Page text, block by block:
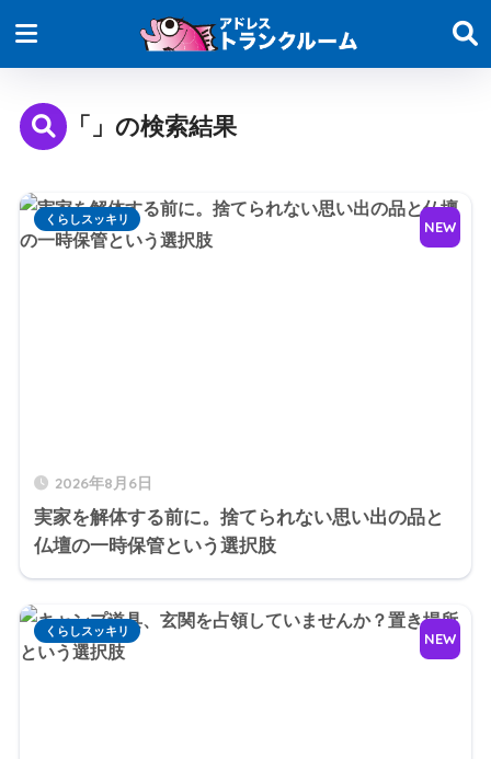
「」の検索結果
2026年8月6日
実家を解体する前に。捨てられない思い出の品と
仏壇の一時保管という選択肢
くらしスッキリ NEW
くらしスッキリ NEW